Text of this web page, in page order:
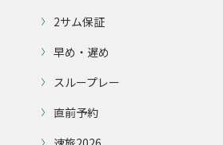
2サム保証
早め・遅め
スループレー
直前予約